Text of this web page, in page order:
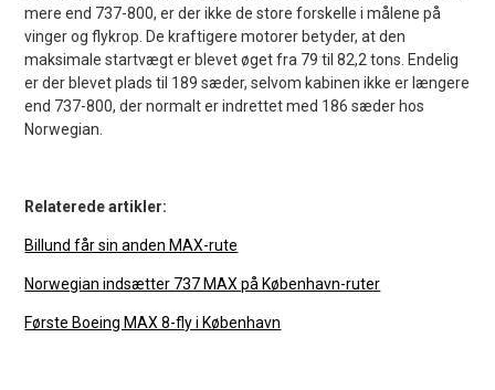
mere end 737-800, er der ikke de store forskelle i målene på
vinger og flykrop. De kraftigere motorer betyder, at den
maksimale startvægt er blevet øget fra 79 til 82,2 tons. Endelig
er der blevet plads til 189 sæder, selvom kabinen ikke er længere
end 737-800, der normalt er indrettet med 186 sæder hos
Norwegian.
Relaterede artikler:
Billund får sin anden MAX-rute
Norwegian indsætter 737 MAX på København-ruter
Første Boeing MAX 8-fly i København